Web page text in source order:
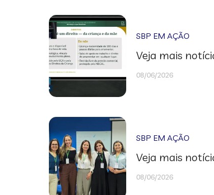
SBP EM AÇÃO
Veja mais
08/06/2026
SBP EM AÇÃO
Veja mais
08/06/2026